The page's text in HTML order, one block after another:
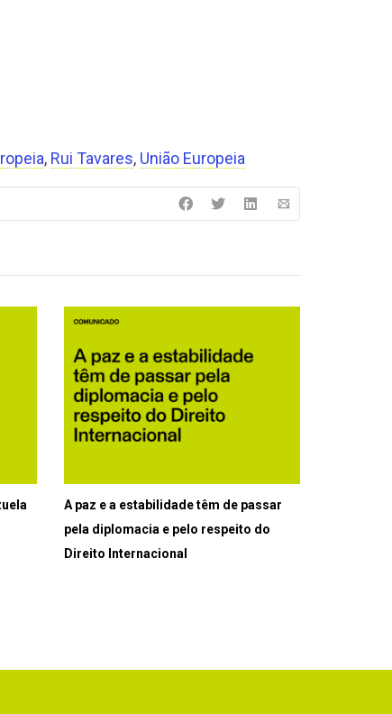
, Rui Tavares, União Europeia
A paz e a estabilidade têm de passar
pela diplomacia e pelo respeito do
Direito Internacional